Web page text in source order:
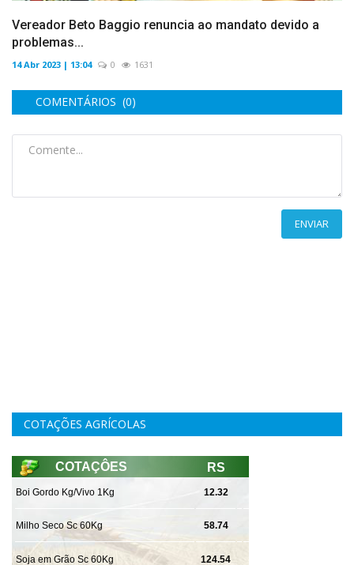
Vereador Beto Baggio renuncia ao mandato devido a
problemas...
14 Abr 2023 | 13:04 0 1631
COMENTÁRIOS (0)
ENVIAR
COTAÇÕES AGRÍCOLAS